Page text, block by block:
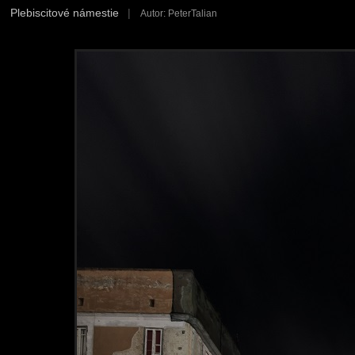
Plebiscitové námestie | Autor: PeterTalian